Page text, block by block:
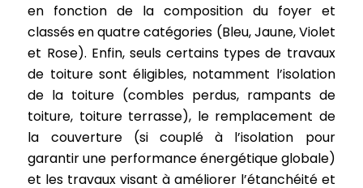
en fonction de la composition du foyer et
classés en quatre catégories (Bleu, Jaune, Violet
et Rose). Enfin, seuls certains types de travaux
de toiture sont éligibles, notamment l’isolation
de la toiture (combles perdus, rampants de
toiture, toiture terrasse), le remplacement de
la couverture (si couplé à l’isolation pour
garantir une performance énergétique globale)
et les travaux visant à améliorer l’étanchéité et